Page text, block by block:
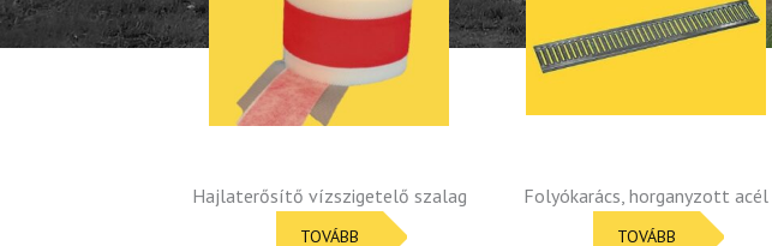
Hajlaterősítő vízszigetelő szalag
TOVÁBB
Folyókarács, horganyzott acél
TOVÁBB